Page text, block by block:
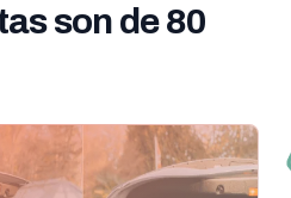
son de 80